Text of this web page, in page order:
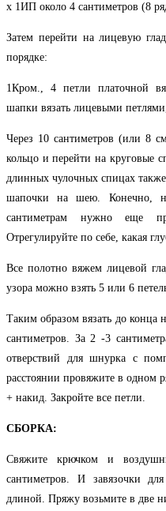
х 1ИП около 4 сантиметров (8
Затем перейти на лицевую
порядке:
1Кром., 4 петли платочной
шапки вязать лицевыми
Через 10 сантиметров (или 8
кольцо и перейти на круговые
длинных чулочных спицах
шапочки на шею. Конечно,
сантиметрам нужно еще
Отрегулируйте по себе, какая
Все полотно вяжем лицевой
узора можно взять 5 или 6
Таким образом вязать до конца
сантиметров. За 2 -3
отверствий для шнурка с
расстоянии провяжите в одном
+ накид. Закройте все петли.
СБОРКА:
Свяжите крючком и
сантиметров. И завязочки
длиной. Пряжу возьмите в две